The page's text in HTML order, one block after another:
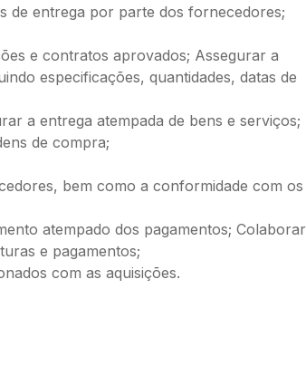
de entrega por parte dos fornecedores;
e contratos aprovados; Assegurar a
especificações, quantidades, datas de
a entrega atempada de bens e serviços;
de compra;
bem como a conformidade com os
atempado dos pagamentos; Colaborar
e pagamentos;
com as aquisições.